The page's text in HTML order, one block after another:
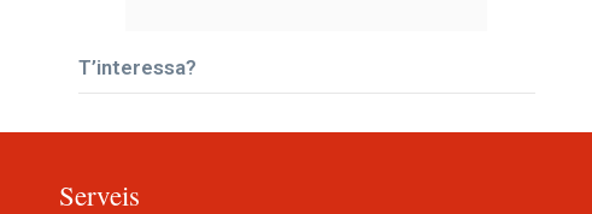
T’interessa?
Serveis